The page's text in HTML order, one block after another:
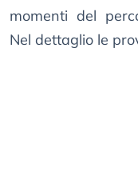
momenti del
Nel dettaglio le